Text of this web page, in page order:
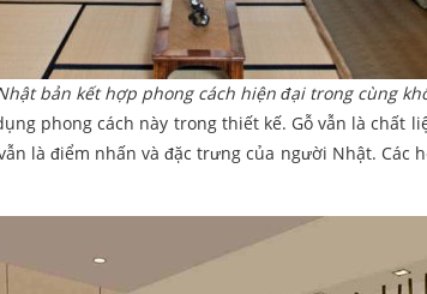
bản kết hợp phong cách hiện đại trong cùng
phong cách này trong thiết kế. Gỗ vẫn là chất
là điểm nhấn và đặc trưng của người Nhật. Các